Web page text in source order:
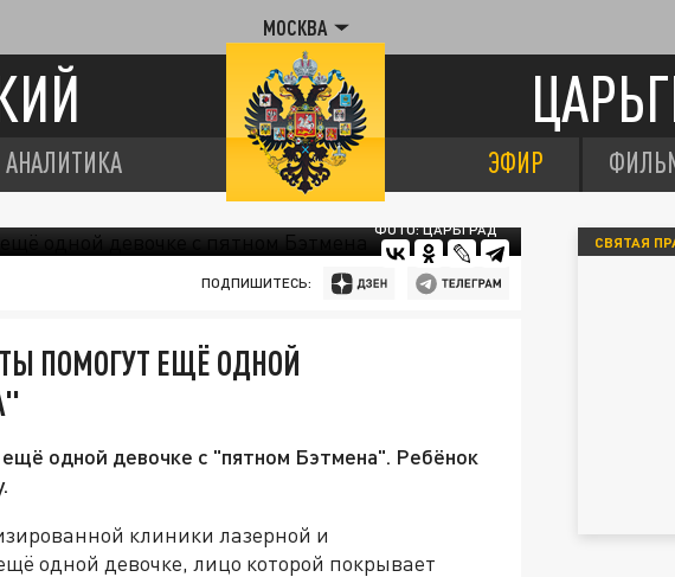
МОСКВА
АНАЛИТИКА ЭФИР
ФОТО: ЦАРЬГРАД
ПОДПИШИТЕСЬ:
ПОМОГУТ ЕЩЁ ОДНОЙ
одной девочке с "пятном Бэтмена". Ребёнок
клиники лазерной и
одной девочке, лицо которой покрывает
СВЯТАЯ